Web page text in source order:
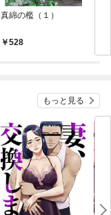
真綿の檻（１）
528
もっと見る